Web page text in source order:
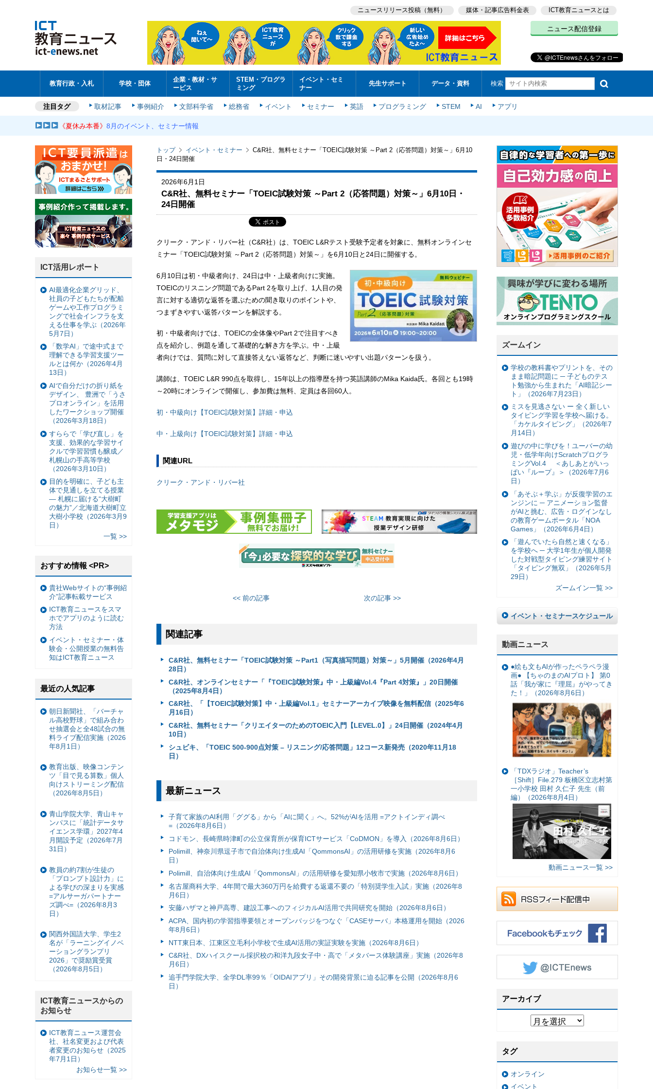
ニュースリリース投稿（無料） 媒体・記事広告料金表 ICT教育ニュースとは
ニュース配信登録
教育行政・入札 学校・団体
企業・教材・サ
ービス
STEM・プログラ
ミング
イベント・セミ
ナー
先生サポート データ・資料 検索
注目タグ 取材記事 事例紹介 文部科学省 総務省 イベント セミナー 英語 プログラミング STEM AI アプリ
《夏休み本番》8月のイベント、セミナー情報
トップ イベント・セミナー
C&R社、無料セミナー「TOEIC試験対策 ～Part 2（応答問題）対策～」6月10
日・24日開催
2026年6月1日
C&R社、無料セミナー「TOEIC試験対策 ～Part 2（応答問題）対策～」6月10日・
24日開催
クリーク・アンド・リバー社（C&R社）は、TOEIC L&Rテスト受験予定者を対象に、無料オンラインセ
ミナー「TOEIC試験対策 ～Part 2（応答問題）対策～」を6月10日と24日に開催する。
6月10日は初・中級者向け、24日は中・上級者向けに実施。
TOEICのリスニング問題であるPart 2を取り上げ、1人目の発
言に対する適切な返答を選ぶための聞き取りのポイントや、
つまずきやすい返答パターンを解説する。
初・中級者向けでは、TOEICの全体像やPart 2で注目すべき
点を紹介し、例題を通して基礎的な解き方を学ぶ。中・上級
者向けでは、質問に対して直接答えない返答など、判断に迷いやすい出題パターンを扱う。
講師は、TOEIC L&R 990点を取得し、15年以上の指導歴を持つ英語講師のMika Kaida氏。各回とも19時
～20時にオンラインで開催し、参加費は無料、定員は各回60人。
初・中級向け【TOEIC試験対策】詳細・申込
中・上級向け【TOEIC試験対策】詳細・申込
関連URL
クリーク・アンド・リバー社
<< 前の記事 次の記事 >>
関連記事
C&R社、無料セミナー「TOEIC試験対策 ～Part1（写真描写問題）対策～」5月開催（2026年4月
28日）
C&R社、オンラインセミナー「『TOEIC試験対策』中・上級編Vol.4『Part 4対策』」20日開催
（2025年8月4日）
C&R社、「【TOEIC試験対策】中・上級編Vol.1」セミナーアーカイブ映像を無料配信（2025年6
月16日）
C&R社、無料セミナー「クリエイターのためのTOEIC入門【LEVEL.0】」24日開催（2024年4月
10日）
シュビキ、「TOEIC 500-900点対策 – リスニング/応答問題」12コース新発売（2020年11月18
日）
最新ニュース
子育て家族のAI利用「ググる」から「AIに聞く」へ。52%がAIを活用 =アクトインディ調べ
=（2026年8月6日）
コドモン、長崎県時津町の公立保育所が保育ICTサービス「CoDMON」を導入（2026年8月6日）
Polimill、神奈川県逗子市で自治体向け生成AI「QommonsAI」の活用研修を実施（2026年8月6
日）
Polimill、自治体向け生成AI「QommonsAI」の活用研修を愛知県小牧市で実施（2026年8月6日）
名古屋商科大学、4年間で最大360万円を給費する返還不要の「特別奨学生入試」実施（2026年8
月6日）
安藤ハザマと神戸高専、建設工事へのフィジカルAI活用で共同研究を開始（2026年8月6日）
ACPA、国内初の学習指導要領とオープンバッジをつなぐ「CASEサーバ」本格運用を開始（2026
年8月6日）
NTT東日本、江東区立毛利小学校で生成AI活用の実証実験を実施（2026年8月6日）
C&R社、DXハイスクール採択校の和洋九段女子中・高で「メタバース体験講座」実施（2026年8
月6日）
追手門学院大学、全学DL率99％「OIDAIアプリ」その開発背景に迫る記事を公開（2026年8月6
日）
ズームイン
学校の教科書やプリントを、その
まま暗記問題に ─ 子どものテス
ト勉強から生まれた「AI暗記シー
ト」（2026年7月23日）
ミスを見逃さない ー 全く新しい
タイピング学習を学校へ届ける。
「カケルタイピング」（2026年7
月14日）
遊びの中に学びを！ユーバーの幼
児・低学年向けScratchプログラ
ミングVol.4 ＜あしあとがいっ
ぱい『ループ』＞（2026年7月6
日）
「あそぶ＋学ぶ」が反復学習のエ
ンジンに ─ アニメーション監督
がAIと挑む、広告・ログインなし
の教育ゲームポータル「NOA
Games」（2026年6月4日）
「遊んでいたら自然と速くなる」
を学校へ ─ 大学1年生が個人開発
した対戦型タイピング練習サイト
「タイピング無双」（2026年5月
29日）
ズームイン一覧 >>
イベント・セミナースケジュール
動画ニュース
●絵も文もAIが作ったペラペラ漫
画● 【ちゃのまのAIプロト】 第0
話「我が家に『理屈』がやってき
た！」（2026年8月6日）
「TDXラジオ」Teacher’s
［Shift］File.279 板橋区立志村第
一小学校 田村 久仁子 先生（前
編）（2026年8月4日）
動画ニュース一覧 >>
アーカイブ
タグ
オンライン
イベント
ICT活用レポート
AI最適化企業グリッド、
社員の子どもたちが配船
ゲームや工作プログラミ
ングで社会インフラを支
える仕事を学ぶ（2026年
5月7日）
「数学AI」で途中式まで
理解できる学習支援ツー
ルとは何か（2026年4月
13日）
AIで自分だけの折り紙を
デザイン、 豊洲で「うさ
プロオンライン」を活用
したワークショップ開催
（2026年3月18日）
すららで「学び直し」を
支援、効果的な学習サイ
クルで学習習慣も醸成／
札幌山の手高等学校
（2026年3月10日）
目的を明確に、子ども主
体で見通しを立てる授業
— 札幌に届ける“大樹町
の魅力”／北海道大樹町立
大樹小学校（2026年3月9
日）
一覧 >>
おすすめ情報 <PR>
貴社Webサイトの“事例紹
介”記事転載サービス
ICT教育ニュースをスマ
ホでアプリのように読む
方法
イベント・セミナー・体
験会・公開授業の無料告
知はICT教育ニュース
最近の人気記事
朝日新聞社、「バーチャ
ル高校野球」で組み合わ
せ抽選会と全48試合の無
料ライブ配信実施（2026
年8月1日）
教育出版、映像コンテン
ツ「目で見る算数」個人
向けストリーミング配信
（2026年8月5日）
青山学院大学、青山キャ
ンパスに「統計データサ
イエンス学環」2027年4
月開設予定（2026年7月
31日）
教員の約7割が生徒の
「プロンプト設計力」に
よる学びの深まりを実感
=アルサーガパートナー
ズ調べ=（2026年8月3
日）
関西外国語大学、学生2
名が「ラーニングイノベ
ーショングランプリ
2026」で奨励賞受賞
（2026年8月5日）
ICT教育ニュースからの
お知らせ
ICT教育ニュース運営会
社、社名変更および代表
者変更のお知らせ（2025
年7月1日）
お知らせ一覧 >>